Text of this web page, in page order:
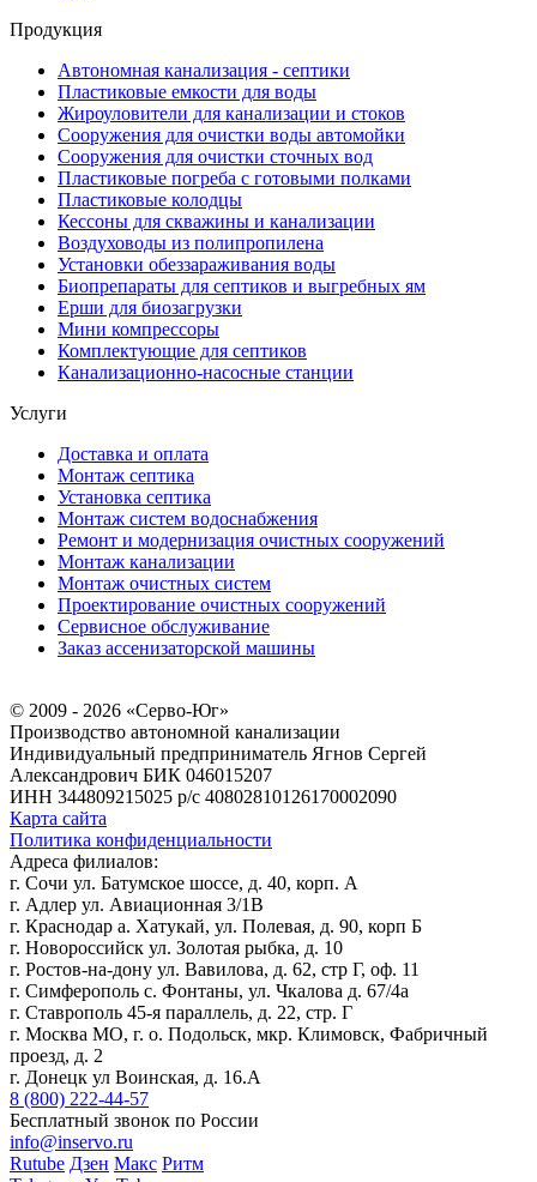
Продукция
Автономная канализация - септики
Пластиковые емкости для воды
Жироуловители для канализации и стоков
Сооружения для очистки воды автомойки
Сооружения для очистки сточных вод
Пластиковые погреба с готовыми полками
Пластиковые колодцы
Кессоны для скважины и канализации
Воздуховоды из полипропилена
Установки обеззараживания воды
Биопрепараты для септиков и выгребных ям
Ерши для биозагрузки
Мини компрессоры
Комплектующие для септиков
Канализационно-насосные станции
Услуги
Доставка и оплата
Монтаж септика
Установка септика
Монтаж систем водоснабжения
Ремонт и модернизация очистных сооружений
Монтаж канализации
Монтаж очистных систем
Проектирование очистных сооружений
Сервисное обслуживание
Заказ ассенизаторской машины
© 2009 - 2026 «Серво-Юг»
Производство автономной канализации
Индивидуальный предприниматель Ягнов Сергей
Александрович БИК 046015207
ИНН 344809215025 р/с 40802810126170002090
Карта сайта
Политика конфиденциальности
Адреса филиалов:
г. Сочи ул. Батумское шоссе, д. 40, корп. А
г. Адлер ул. Авиационная 3/1В
г. Краснодар а. Хатукай, ул. Полевая, д. 90, корп Б
г. Новороссийск ул. Золотая рыбка, д. 10
г. Ростов-на-дону ул. Вавилова, д. 62, стр Г, оф. 11
г. Симферополь с. Фонтаны, ул. Чкалова д. 67/4а
г. Ставрополь 45-я параллель, д. 22, стр. Г
г. Москва МО, г. о. Подольск, мкр. Климовск, Фабричный
проезд, д. 2
г. Донецк ул Воинская, д. 16.А
8 (800) 222-44-57
Бесплатный звонок по России
info@inservo.ru
Rutube Дзен Макс Ритм